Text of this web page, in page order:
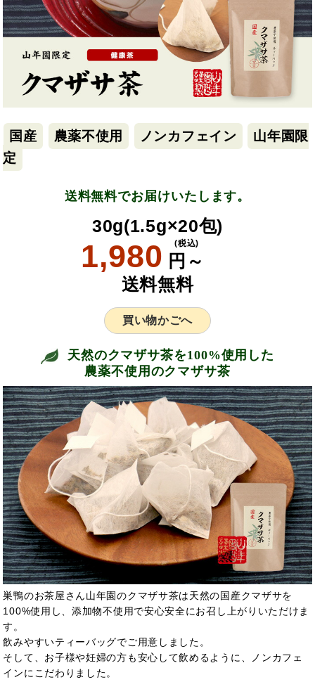
国産 農薬不使用 ノンカフェイン
山年園限
定
送料無料でお届けいたします。
30g(1.5g×20包)
1,980 円～
(税込)
送料無料
買い物かごへ
天然のクマザサ茶を100%使用した
農薬不使用のクマザサ茶
巣鴨のお茶屋さん山年園のクマザサ茶は天然の国産クマザサを
100%使用し、添加物不使用で安心安全にお召し上がりいただけま
す。
飲みやすいティーバッグでご用意しました。
そして、お子様や妊婦の方も安心して飲めるように、ノンカフェ
インにこだわりました。